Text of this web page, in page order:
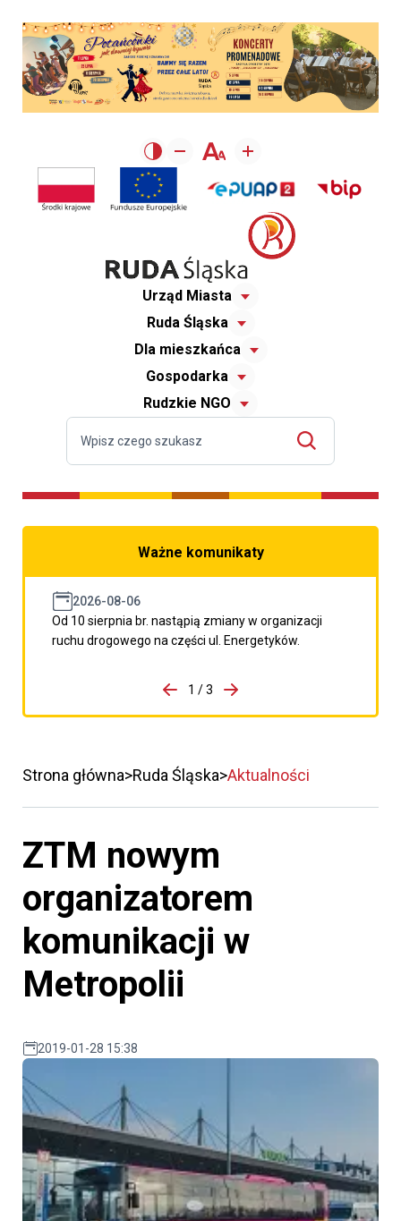
Urząd Miasta
Ruda Śląska
Dla mieszkańca
Gospodarka
Rudzkie NGO
Ważne komunikaty
2026-08-06
Od 10 sierpnia br. nastąpią zmiany w organizacji
ruchu drogowego na części ul. Energetyków.
porzpedniego komunikatu
1 / 3
Przejdź do następnego
Strona główna Ruda Śląska Aktualności
ZTM nowym
organizatorem
komunikacji w
Metropolii
2019-01-28 15:38